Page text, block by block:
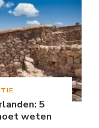
5
weten